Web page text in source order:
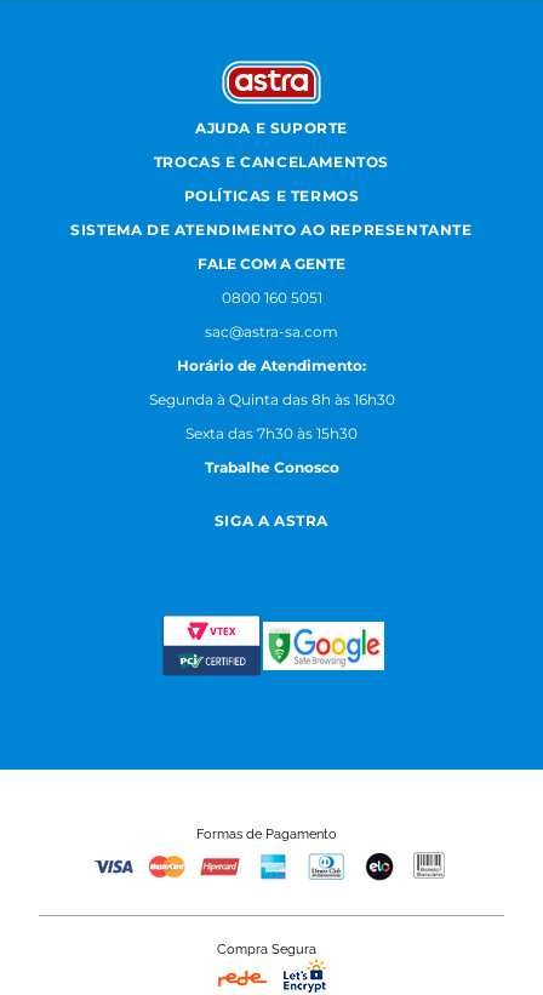
AJUDA E SUPORTE
TROCAS E CANCELAMENTOS
POLÍTICAS E TERMOS
SISTEMA DE ATENDIMENTO AO REPRESENTANTE
FALE COM A GENTE
0800 160 5051
sac@astra-sa.com
Horário de Atendimento:
Segunda à Quinta das 8h às 16h30
Sexta das 7h30 às 15h30
Trabalhe Conosco
SIGA A ASTRA
Formas de Pagamento
Compra Segura